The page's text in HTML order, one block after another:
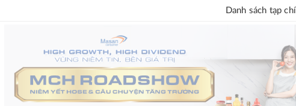
Danh sách tạp chí